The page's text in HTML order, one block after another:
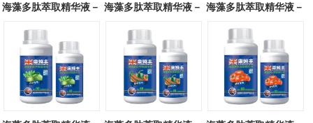
海藻多肽萃取精华液－
广谱型
海藻多肽萃取精华液－
块茎专用
海藻多肽萃取精华液－
瓜类专用